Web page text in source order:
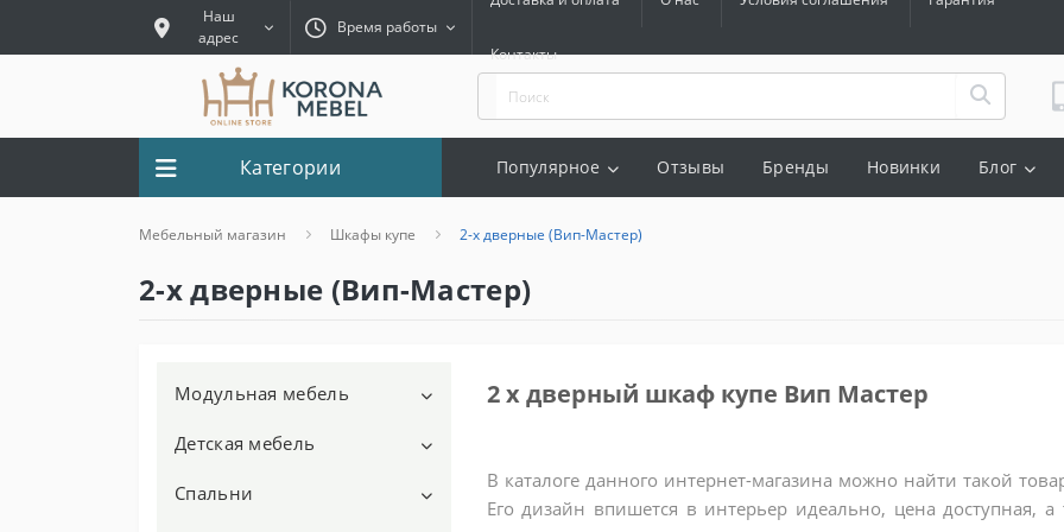
Наш
адрес
Время работы
Контакты
Категории Популярное Отзывы Бренды Новинки Блог
Мебельный магазин Шкафы купе 2-х дверные (Вип-Мастер)
2-х дверные (Вип-Мастер)
Модульная мебель
Модульная мебель для
Детская мебель
Детские столики
Спальни
2 х дверный шкаф купе Вип Мастер
В каталоге данного интернет-магазина можно найти такой
Его дизайн впишется в интерьер идеально, цена доступная, а